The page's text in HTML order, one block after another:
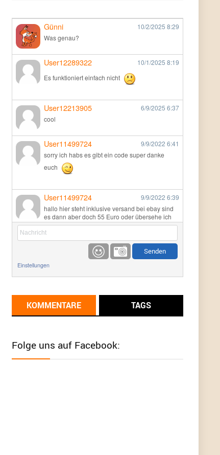
Günni 10/2/2025 8:29
Was genau?
User12289322 10/1/2025 8:19
Es funktioniert einfach nicht
User12213905 6/9/2025 6:37
cool
User11499724 9/9/2022 6:41
sorry ich habs es gibt ein code super danke
euch
User11499724 9/9/2022 6:39
hallo hier steht inklusive versand bei ebay sind
es dann aber doch 55 Euro oder übersehe ich
etwas
9/1/20226:17
Ich glaube du hast den Sinn eines
Schnäppchenblogs noch immer nicht
Günni 9/1/2022
meisten Deals sind Tagespreise!
Einstellungen
KOMMENTARE TAGS
Folge uns auf Facebook: